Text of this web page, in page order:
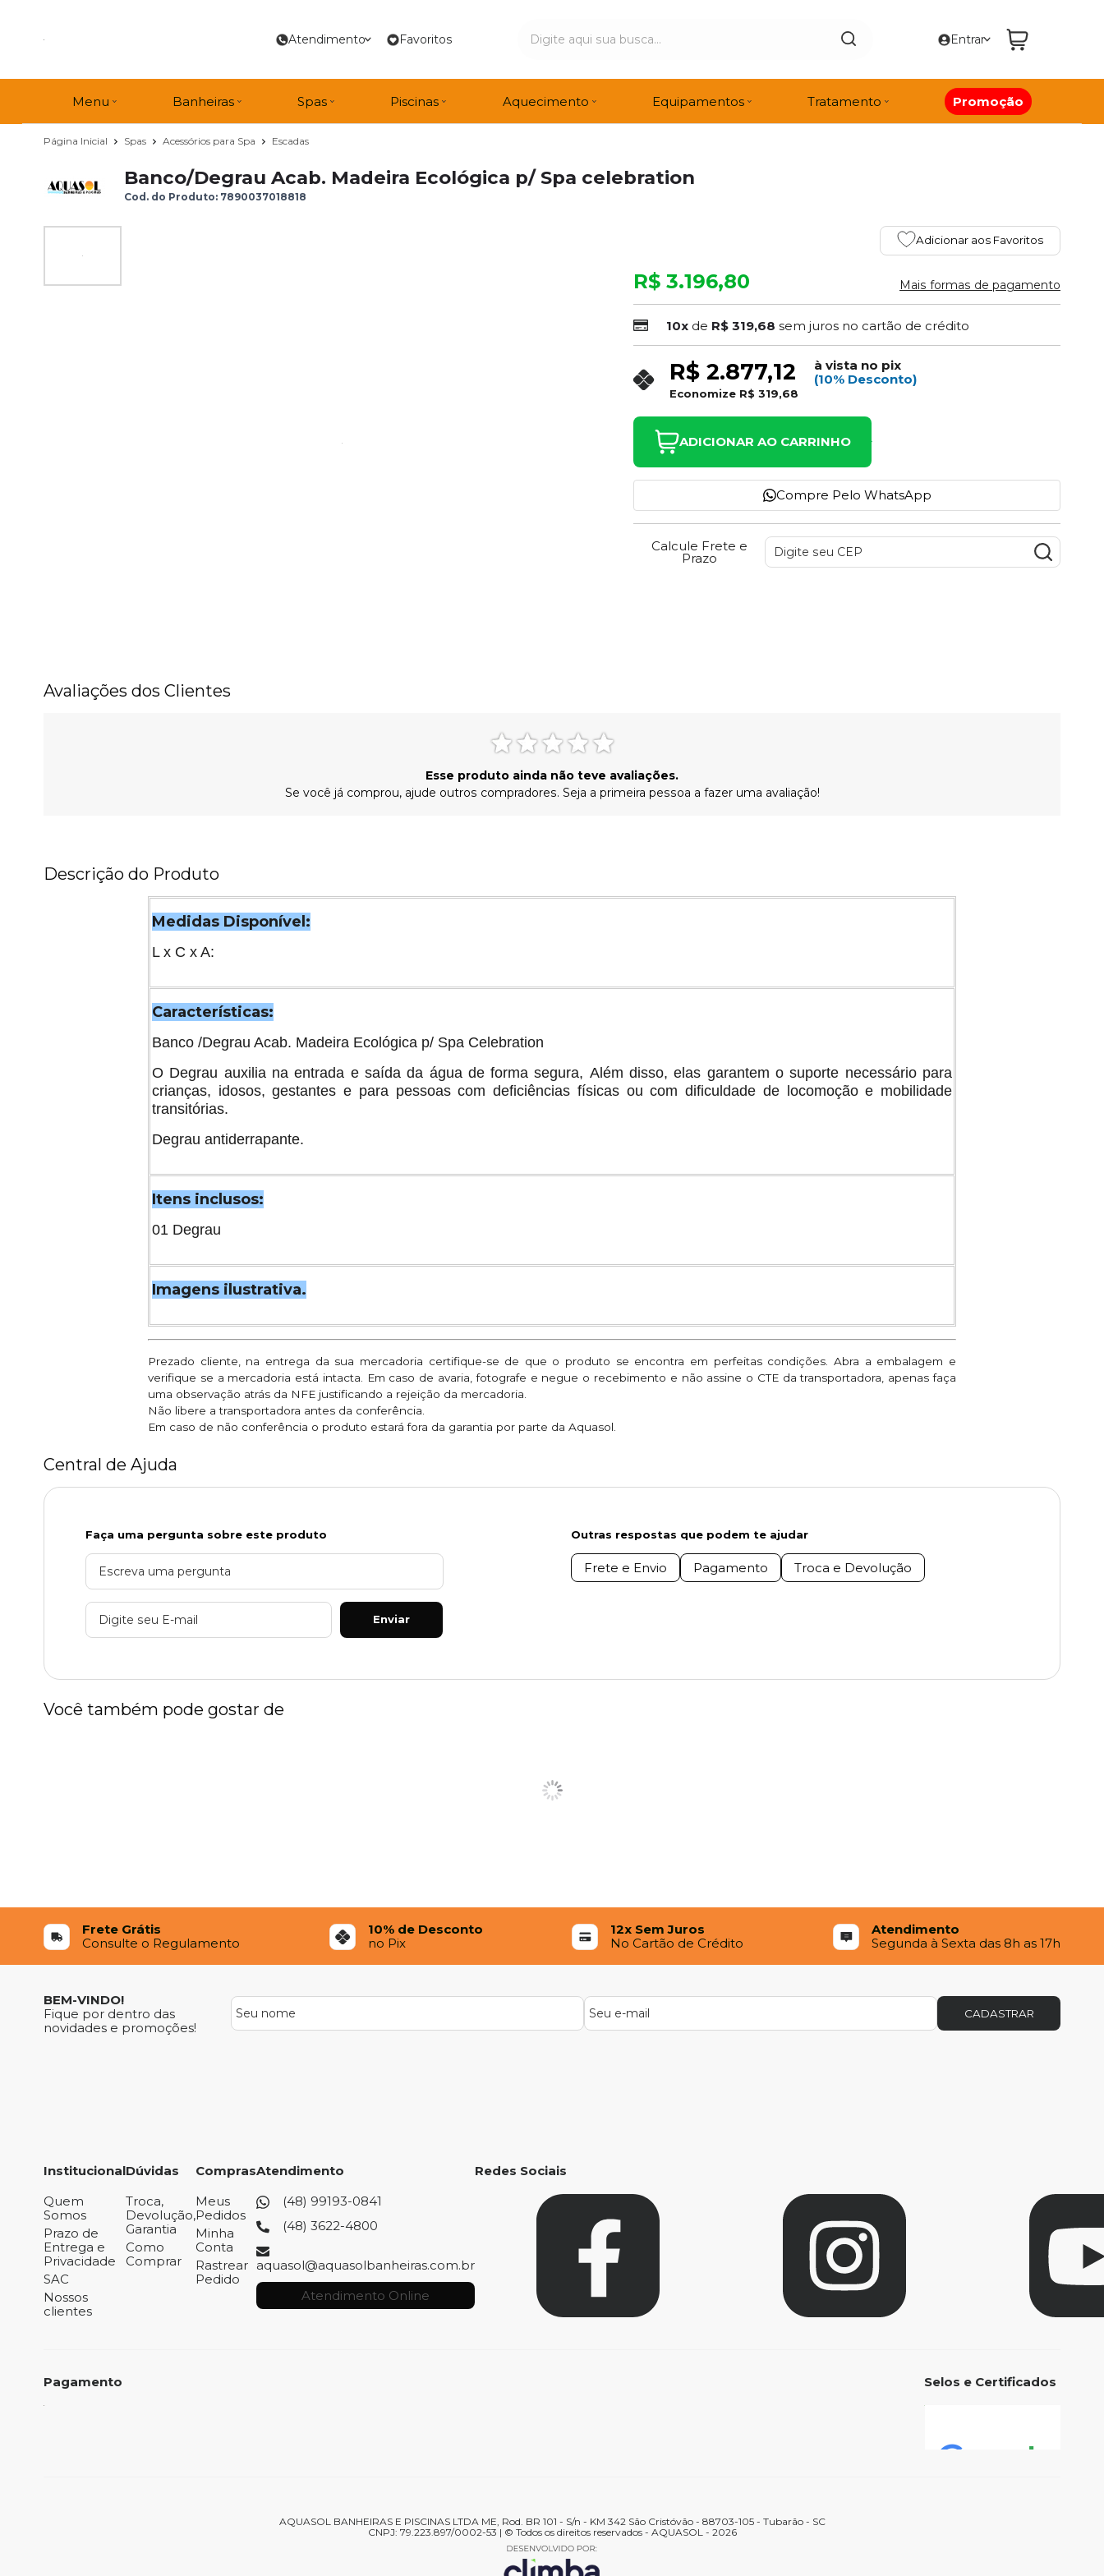
Atendimento Favoritos Entrar
Menu Banheiras Spas Piscinas Aquecimento Equipamentos Tratamento Promoção
Página Inicial Spas Acessórios para Spa Escadas
Banco/Degrau Acab. Madeira Ecológica p/ Spa celebration
Cod. do Produto: 7890037018818
Adicionar aos Favoritos
R$ 3.196,80 Mais formas de pagamento
10x de R$ 319,68 sem juros no cartão de crédito
R$ 2.877,12
à vista no pix
(10% Desconto)
Economize R$ 319,68
ADICIONAR AO CARRINHO
Compre Pelo WhatsApp
Calcule Frete e
Prazo
Avaliações dos Clientes
Esse produto ainda não teve avaliações.
Se você já comprou, ajude outros compradores. Seja a primeira pessoa a fazer uma avaliação!
Descrição do Produto
Medidas Disponível:
L x C x A:
Características:
Banco /Degrau Acab. Madeira Ecológica p/ Spa Celebration
O Degrau auxilia na entrada e saída da água de forma segura, Além disso, elas garantem o suporte necessário para
crianças, idosos, gestantes e para pessoas com deficiências físicas ou com dificuldade de locomoção e mobilidade
transitórias.
Degrau antiderrapante.
Itens inclusos:
01 Degrau
Imagens ilustrativa.
Prezado cliente, na entrega da sua mercadoria certifique-se de que o produto se encontra em perfeitas condições. Abra a embalagem e
verifique se a mercadoria está intacta. Em caso de avaria, fotografe e negue o recebimento e não assine o CTE da transportadora, apenas faça
uma observação atrás da NFE justificando a rejeição da mercadoria.
Não libere a transportadora antes da conferência.
Em caso de não conferência o produto estará fora da garantia por parte da Aquasol.
Central de Ajuda
Faça uma pergunta sobre este produto
Enviar
Outras respostas que podem te ajudar
Frete e Envio Pagamento Troca e Devolução
Você também pode gostar de
Frete Grátis
Consulte o Regulamento
10% de Desconto
no Pix
12x Sem Juros
No Cartão de Crédito
Atendimento
Segunda à Sexta das 8h as 17h
BEM-VINDO!
Fique por dentro das
novidades e promoções!
CADASTRAR
Institucional
Quem
Somos
Prazo de
Entrega e
Privacidade
SAC
Nossos
clientes
Dúvidas
Troca,
Devolução,
Garantia
Como
Comprar
Compras
Meus
Pedidos
Minha
Conta
Rastrear
Pedido
Atendimento
(48) 99193-0841
(48) 3622-4800
aquasol@aquasolbanheiras.com.br
Atendimento Online
Redes Sociais
Pagamento Selos e Certificados
AQUASOL BANHEIRAS E PISCINAS LTDA ME, Rod. BR 101 - S/n - KM 342 São Cristóvão - 88703-105 - Tubarão - SC
CNPJ: 79.223.897/0002-53 | © Todos os direitos reservados - AQUASOL - 2026